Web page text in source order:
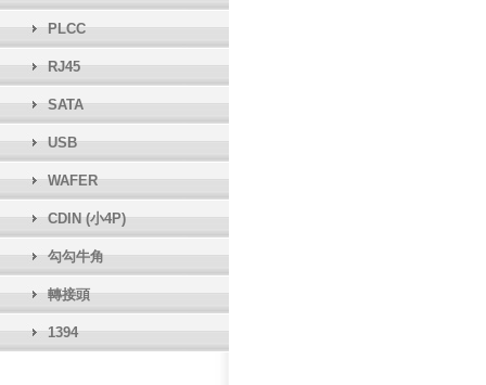
PLCC
RJ45
SATA
USB
WAFER
CDIN (小4P)
勾勾牛角
轉接頭
1394